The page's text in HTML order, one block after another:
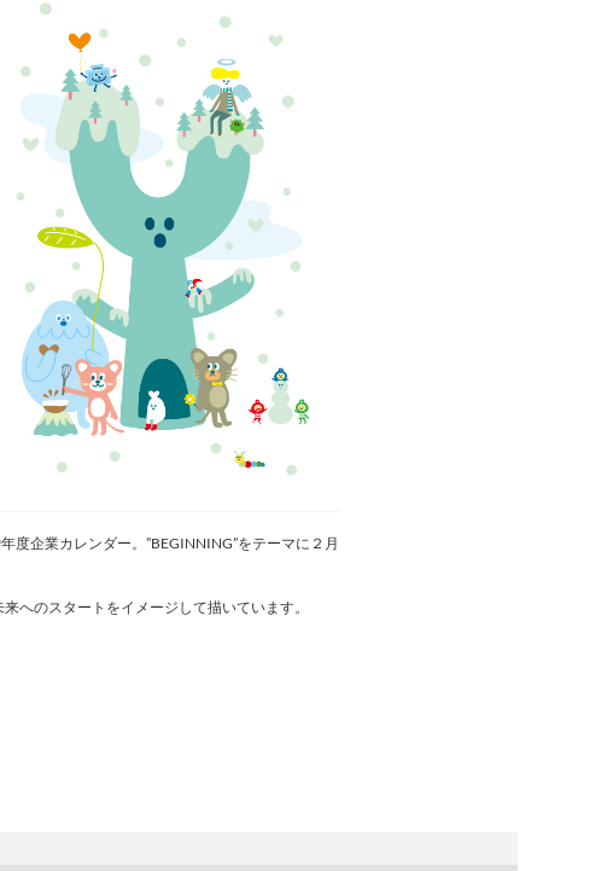
度企業カレンダー。”BEGINNING”をテーマに２月
へのスタートをイメージして描いています。